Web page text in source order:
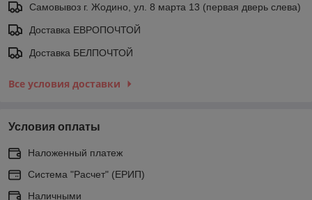
Самовывоз г. Жодино, ул. 8 марта 13 (первая дверь слева)
Доставка ЕВРОПОЧТОЙ
Доставка БЕЛПОЧТОЙ
Все условия доставки
Условия оплаты
Наложенный платеж
Система "Расчет" (ЕРИП)
Наличными